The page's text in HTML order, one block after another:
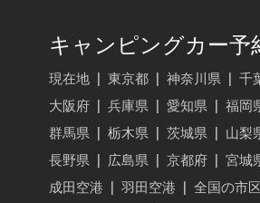
キャンピングカー予
現在地 東京都 神奈川県 千
大阪府
兵庫県 愛知県 福岡
群馬県
栃木県 茨城県 山梨
長野県
広島県 京都府 宮城
成田空港
羽田空港
全国の市